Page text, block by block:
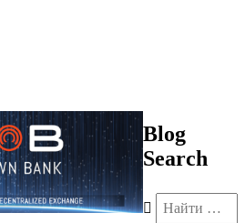
Blog
Search